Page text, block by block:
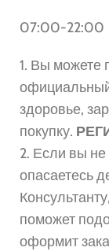
07:00-22:00
1. Вы можете
здоровье,
покупку.
2. Если вы не
опасаетесь
поможет
оформит